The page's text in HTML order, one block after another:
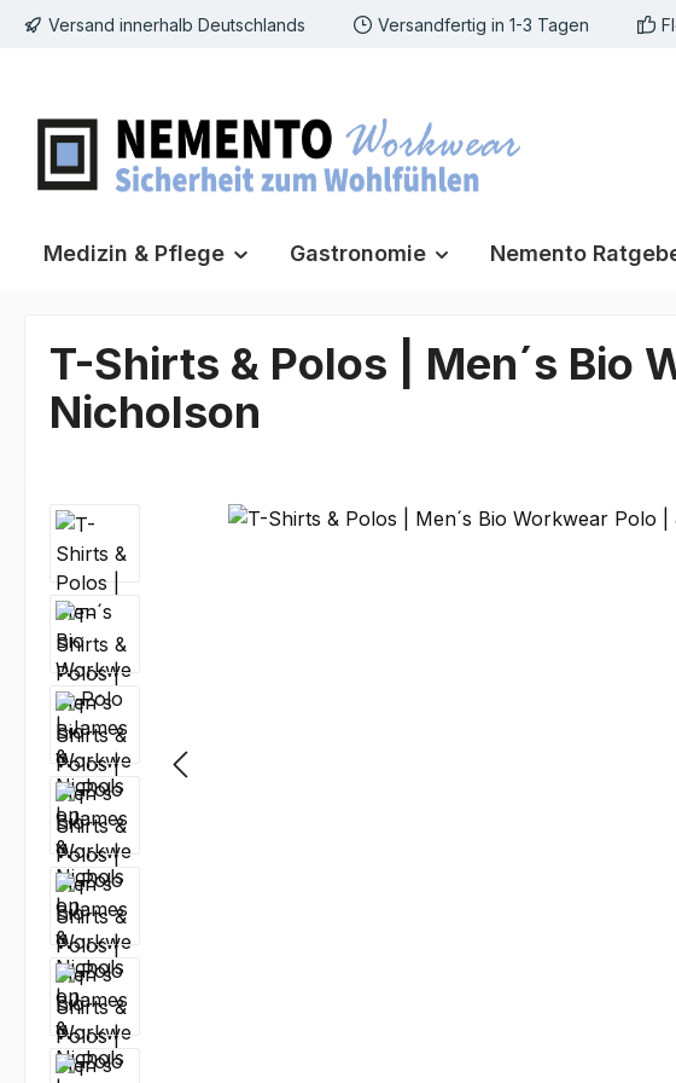
Hauptinhalt springen
Zur Suche springen
Zur Hauptnavigation springen
Versand innerhalb Deutschlands Versandfertig in 1-3 Tagen
Medizin & Pflege Gastronomie Nemento
T-Shirts & Polos | Men´s Bio
Nicholson
Bildergalerie überspringen